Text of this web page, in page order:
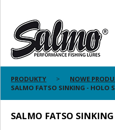
PRODUKTY
NOWE
SALMO FATSO SINKING - HOLO
SALMO FATSO